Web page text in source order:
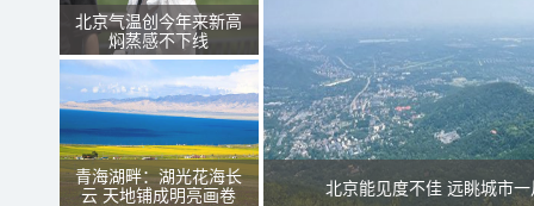
北京气温创今年来新高
焖蒸感不下线
青海湖畔：湖光花海长
云 天地铺成明亮画卷
北京能见度不佳 远眺城市